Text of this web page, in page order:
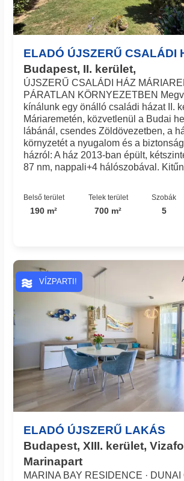
ELADÓ ÚJSZERŰ CSALÁDI
Budapest, II. kerület,
ÚJSZERŰ CSALÁDI HÁZ
PÁRATLAN KÖRNYEZETBEN
kínálunk egy önálló családi házat II.
Máriaremetén, közvetlenül a Budai
lábánál, csendes Zöldövezetben, a
környzetét a nyugalom és a
házról: A ház 2013-ban épült,
87 nm, nappali+4 hálószobával.
Belső terület
190 m²
Telek terület
700 m²
Szobák
5
ELADÓ ÚJSZERŰ LAKÁS
Budapest, XIII. kerület,
Marinapart
MARINA BAY RESIDENCE · DUNAI
VÍZPARTI!